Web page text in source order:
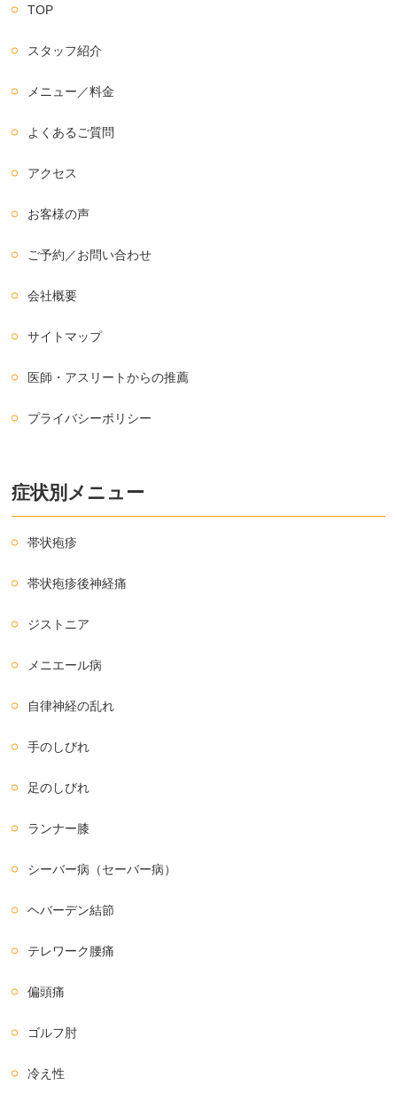
TOP
スタッフ紹介
メニュー／料金
よくあるご質問
アクセス
お客様の声
ご予約／お問い合わせ
会社概要
サイトマップ
医師・アスリートからの推薦
プライバシーポリシー
症状別メニュー
帯状疱疹
帯状疱疹後神経痛
ジストニア
メニエール病
自律神経の乱れ
手のしびれ
足のしびれ
ランナー膝
シーバー病（セーバー病）
ヘバーデン結節
テレワーク腰痛
偏頭痛
ゴルフ肘
冷え性